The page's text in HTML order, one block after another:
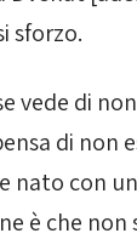
sforzo.
vede di
di non
nato con
è che